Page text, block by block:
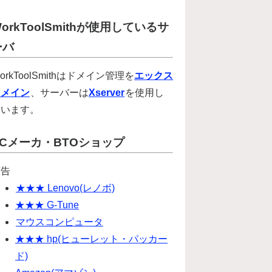
が使用しているサ
バ
はドメイン管理をエックス
イン 、サーバーはXserverを使用し
ます。
メーカ・BTOショップ
★★★ Lenovo(レノボ)
★★★ G-Tune
マウスコンピュータ
★★★ hp(ヒューレット・パッカー
ド)